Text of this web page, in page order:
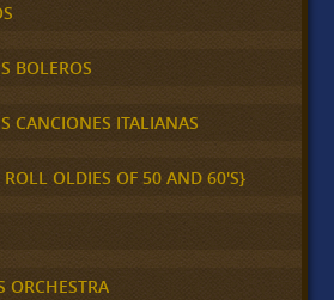
BOLEROS
CANCIONES ITALIANAS
OLDIES OF 50 AND 60'S}
ORCHESTRA